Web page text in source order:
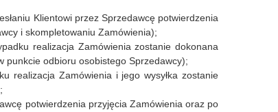
Klientowi przez Sprzedawcę potwierdzenia
i skompletowaniu Zamówienia);
realizacja Zamówienia zostanie dokonana
punkcie odbioru osobistego Sprzedawcy);
realizacja Zamówienia i jego wysyłka zostanie
potwierdzenia przyjęcia Zamówienia oraz po